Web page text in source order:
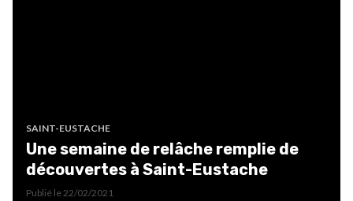
SAINT-EUSTACHE
Une semaine de relâche remplie de
découvertes à Saint-Eustache
Publié le 22/02/2021